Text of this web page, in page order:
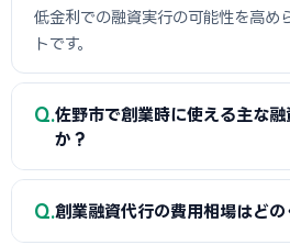
低金利での融資実行の可能性を高め
トです。
Q 佐野市で創業時に使える主な
か？
A
日本政策金融公庫の「新規開業
Q 創業融資代行の費用相場はどの